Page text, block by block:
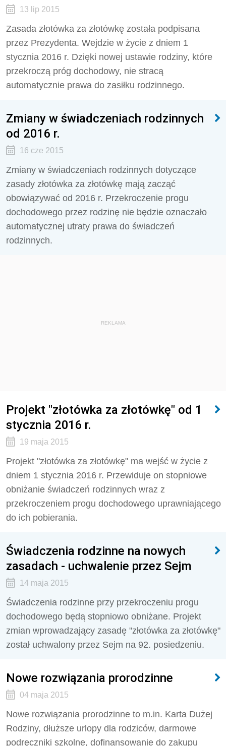
13 lip 2015
Zasada złotówka za złotówkę została podpisana
przez Prezydenta. Wejdzie w życie z dniem 1
stycznia 2016 r. Dzięki nowej ustawie rodziny, które
przekroczą próg dochodowy, nie stracą
automatycznie prawa do zasiłku rodzinnego.
Zmiany w świadczeniach rodzinnych
od 2016 r.
16 cze 2015
Zmiany w świadczeniach rodzinnych dotyczące
zasady złotówka za złotówkę mają zacząć
obowiązywać od 2016 r. Przekroczenie progu
dochodowego przez rodzinę nie będzie oznaczało
automatycznej utraty prawa do świadczeń
rodzinnych.
REKLAMA
Projekt "złotówka za złotówkę" od 1
stycznia 2016 r.
19 maja 2015
Projekt "złotówka za złotówkę" ma wejść w życie z
dniem 1 stycznia 2016 r. Przewiduje on stopniowe
obniżanie świadczeń rodzinnych wraz z
przekroczeniem progu dochodowego uprawniającego
do ich pobierania.
Świadczenia rodzinne na nowych
zasadach - uchwalenie przez Sejm
14 maja 2015
Świadczenia rodzinne przy przekroczeniu progu
dochodowego będą stopniowo obniżane. Projekt
zmian wprowadzający zasadę "złotówka za złotówkę"
został uchwalony przez Sejm na 92. posiedzeniu.
Nowe rozwiązania prorodzinne
04 maja 2015
Nowe rozwiązania prorodzinne to m.in. Karta Dużej
Rodziny, dłuższe urlopy dla rodziców, darmowe
podręczniki szkolne, dofinansowanie do zakupu